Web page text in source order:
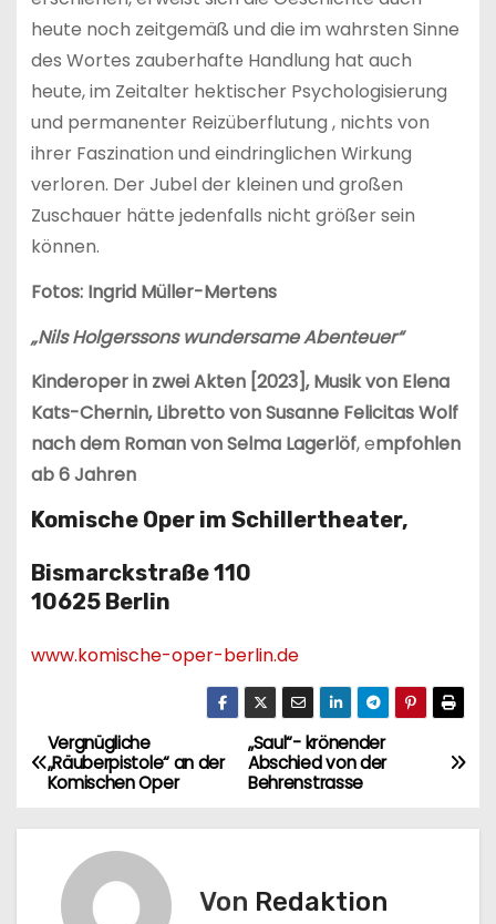
heute noch zeitgemäß und die im wahrsten Sinne
des Wortes zauberhafte Handlung hat auch
heute, im Zeitalter hektischer Psychologisierung
und permanenter Reizüberflutung , nichts von
ihrer Faszination und eindringlichen Wirkung
verloren. Der Jubel der kleinen und großen
Zuschauer hätte jedenfalls nicht größer sein
können.
Fotos: Ingrid Müller-Mertens
„Nils Holgerssons wundersame Abenteuer“
Kinderoper in zwei Akten [2023], Musik von Elena
Kats-Chernin, Libretto von Susanne Felicitas Wolf
nach dem Roman von Selma Lagerlöf, empfohlen
ab 6 Jahren
Komische Oper im Schillertheater,
Bismarckstraße 110
10625 Berlin
www.komische-oper-berlin.de
B
e
„Saul“- krönender
Abschied von der
Behrenstrasse
Vergnügliche
„Räuberpistole“ an der
Komischen Oper
Von Redaktion